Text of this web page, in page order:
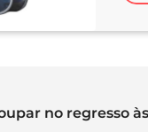
no regresso